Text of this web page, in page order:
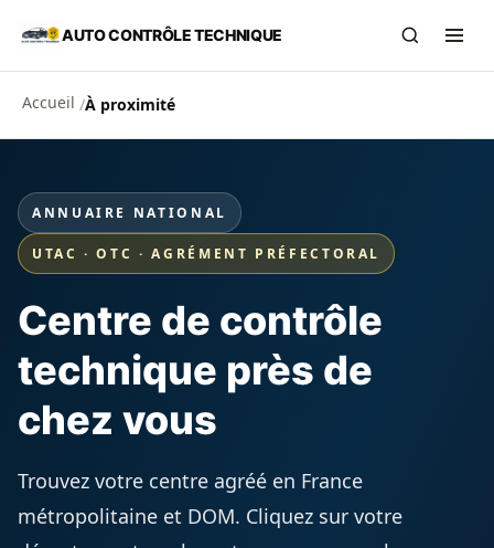
Aller au contenu principal
AUTO CONTRÔLE TECHNIQUE
Accueil /À proximité
ANNUAIRE NATIONAL
UTAC · OTC · AGRÉMENT PRÉFECTORAL
Centre de contrôle
technique près de
chez vous
Trouvez votre centre agréé en France
métropolitaine et DOM. Cliquez sur votre